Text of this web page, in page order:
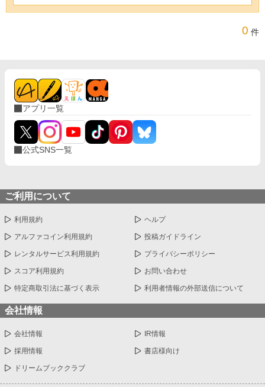
0 件
アプリ一覧
公式SNS一覧
ご利用について
利用規約 ヘルプ
アルファコイン利用規約 投稿ガイドライン
レンタルサービス利用規約 プライバシーポリシー
スコア利用規約 お問い合わせ
特定商取引法に基づく表示 利用者情報の外部送信について
会社情報
会社情報 IR情報
採用情報 書店様向け
ドリームブッククラブ